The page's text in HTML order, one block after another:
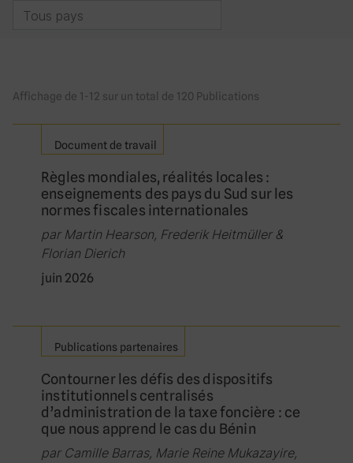
Pays filtre
Affichage de 1-12 sur un total de 120 Publications
Document de travail
Règles mondiales, réalités locales :
enseignements des pays du Sud sur les
normes fiscales internationales
par Martin Hearson, Frederik Heitmüller &
Florian Dierich
juin 2026
Publications partenaires
Contourner les défis des dispositifs
institutionnels centralisés
d’administration de la taxe foncière : ce
que nous apprend le cas du Bénin
par Camille Barras, Marie Reine Mukazayire,